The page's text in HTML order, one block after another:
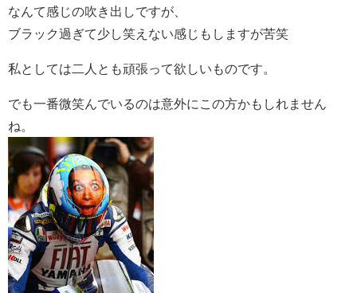
なんて感じの吹き出しですが、
ブラック過ぎて少し笑えない感じもしますが苦笑
私としては二人とも頑張って欲しいものです。
でも一番微笑んでいるのは意外にこの方かもしれません
ね。